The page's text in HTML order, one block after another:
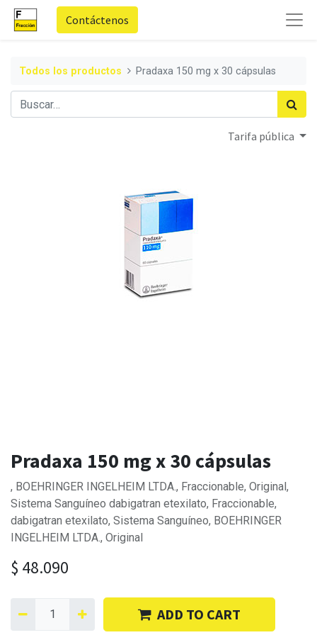
Contáctenos
Todos los productos Pradaxa 150 mg x 30 cápsulas
Tarifa pública
Pradaxa 150 mg x 30 cápsulas
, BOEHRINGER INGELHEIM LTDA., Fraccionable, Original,
Sistema Sanguíneo dabigatran etexilato, Fraccionable,
dabigatran etexilato, Sistema Sanguíneo, BOEHRINGER
INGELHEIM LTDA., Original
$ 48.090
ADD TO CART